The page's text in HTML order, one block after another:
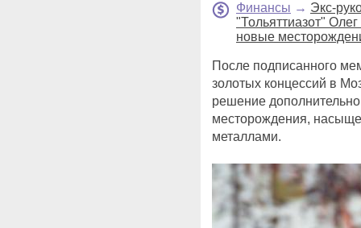
Финансы → Экс-
"Тольяттиазот"
новые
После подписанного
золотых концессий в
решение
месторождения,
металлами.